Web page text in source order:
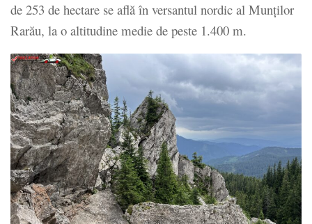
de 253 de hectare se află în versantul nordic al Munților
Rarău, la o altitudine medie de peste 1.400 m.